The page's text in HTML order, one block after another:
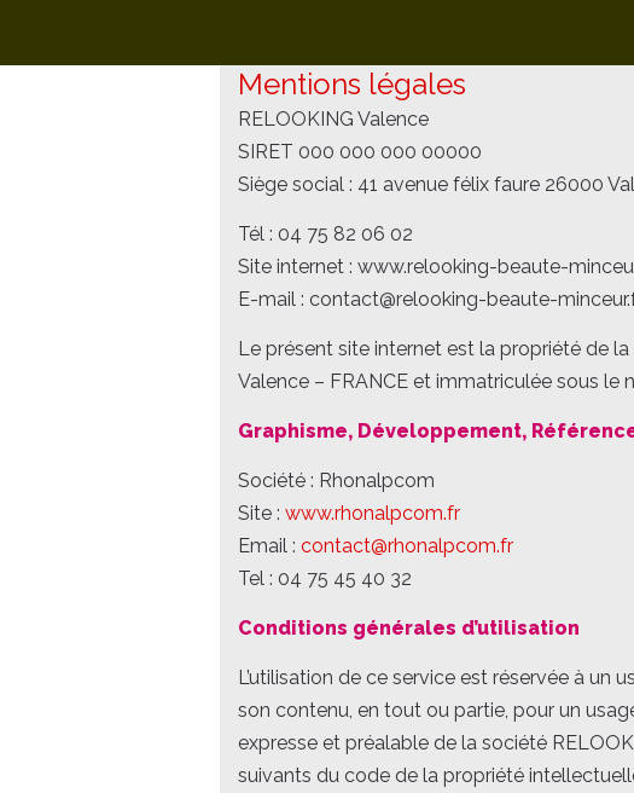
Mentions légales
RELOOKING Valence
SIRET 000 000 000 00000
Siège social : 41 avenue félix faure 26000
Tél : 04 75 82 06 02
Site internet : www.relooking-beaute-
E-mail : contact@relooking-beaute-
Le présent site internet est la propriété de
Valence – FRANCE et immatriculée sous
Graphisme, Développement,
Société : Rhonalpcom
Site : www.rhonalpcom.fr
Email : contact@rhonalpcom.fr
Tel : 04 75 45 40 32
Conditions générales d’utilisation
L’utilisation de ce service est réservée à
son contenu, en tout ou partie, pour un
expresse et préalable de la société
suivants du code de la propriété
Navigation
des
articles